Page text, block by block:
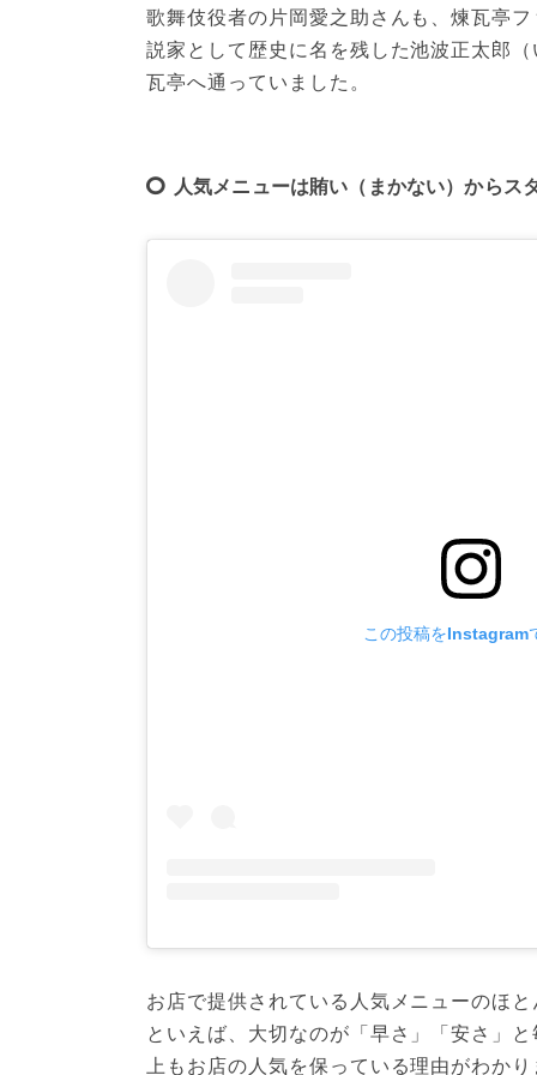
歌舞伎役者の片岡愛之助さんも、煉瓦亭
説家として歴史に名を残した池波正太郎
瓦亭へ通っていました。
人気メニューは賄い（まかない）からス
この投稿をInstagram
お店で提供されている人気メニューのほ
といえば、大切なのが「早さ」「安さ」
上もお店の人気を保っている理由がわか